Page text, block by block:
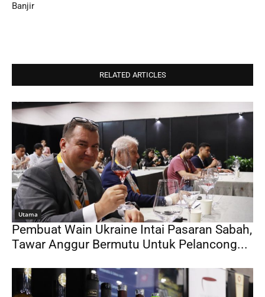
Banjir
RELATED ARTICLES
Utama
Pembuat Wain Ukraine Intai Pasaran Sabah,
Tawar Anggur Bermutu Untuk Pelancong...